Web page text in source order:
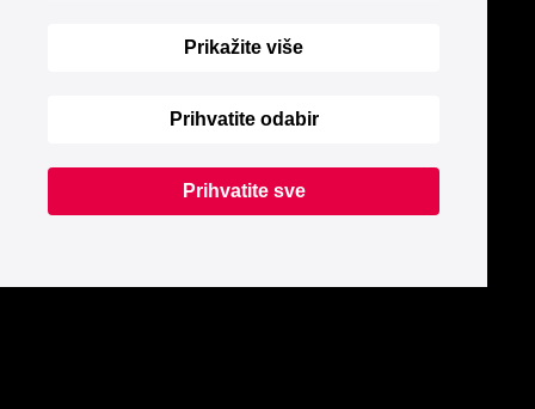
Prikažite više
Prihvatite odabir
Prihvatite sve